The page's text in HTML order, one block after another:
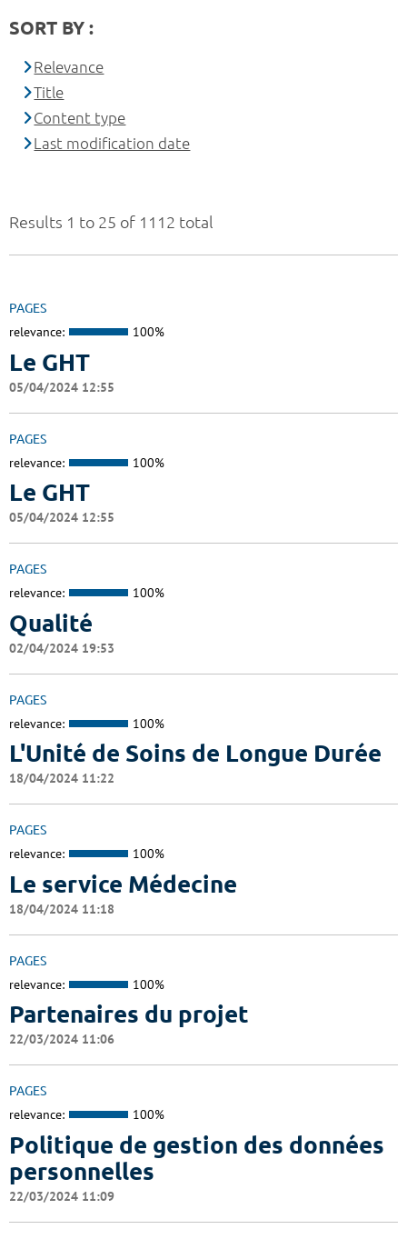
Results 1 to 25 of 1112 total
PAGES
relevance: 100%
Le GHT
05/04/2024 12:55
PAGES
relevance: 100%
Le GHT
05/04/2024 12:55
PAGES
relevance: 100%
Qualité
02/04/2024 19:53
PAGES
relevance: 100%
L'Unité de Soins de Longue Durée
18/04/2024 11:22
PAGES
relevance: 100%
Le service Médecine
18/04/2024 11:18
PAGES
relevance: 100%
Partenaires du projet
22/03/2024 11:06
PAGES
relevance: 100%
Politique de gestion des données
personnelles
22/03/2024 11:09
SORT BY :
Relevance
Title
Content type
Last modification date